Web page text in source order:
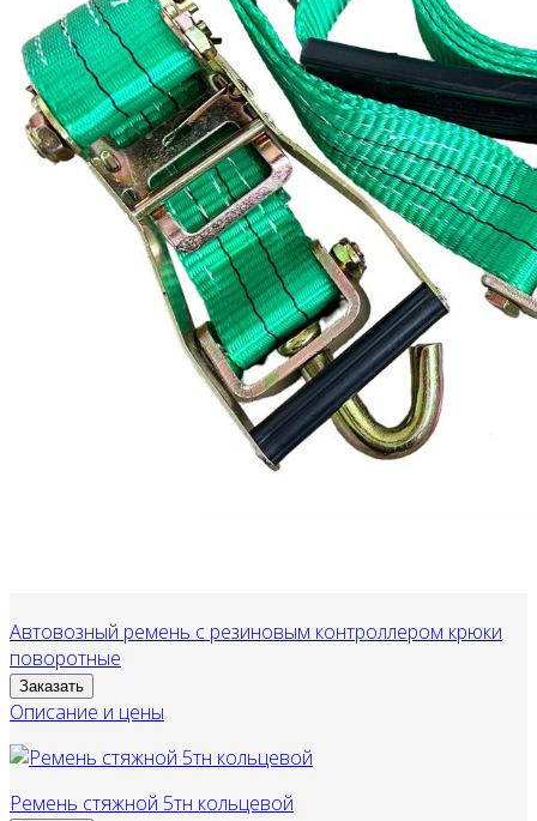
Автовозный ремень с резиновым контроллером крюки
поворотные
Заказать
Описание и цены
Ремень стяжной 5тн кольцевой